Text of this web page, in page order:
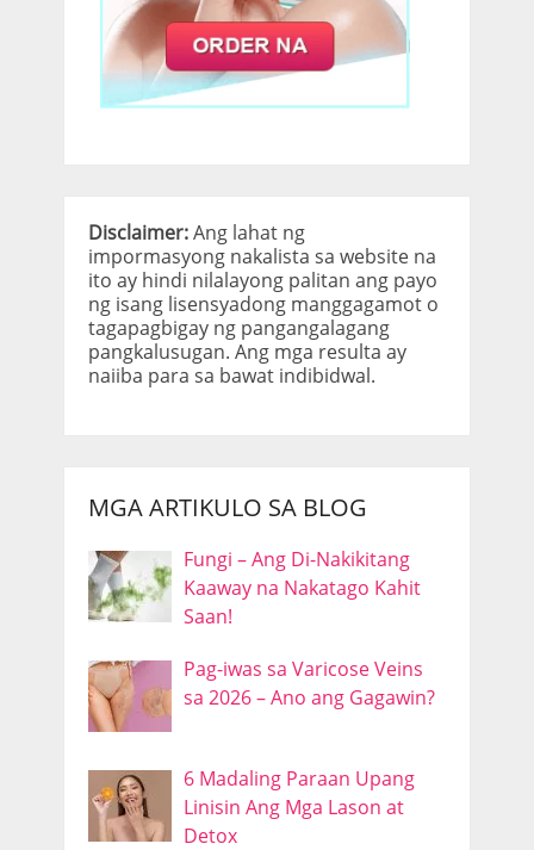
Disclaimer:Ang lahat ng
impormasyong nakalista sa website na
ito ay hindi nilalayong palitan ang payo
ng isang lisensyadong manggagamot o
tagapagbigay ng pangangalagang
pangkalusugan. Ang mga resulta ay
naiiba para sa bawat indibidwal.
MGA ARTIKULO SA BLOG
Fungi – Ang Di-Nakikitang
Kaaway na Nakatago Kahit
Saan!
Pag-iwas sa Varicose Veins
sa 2026 – Ano ang Gagawin?
6 Madaling Paraan Upang
Linisin Ang Mga Lason at
Detox